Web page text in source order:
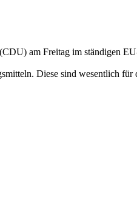
am Freitag im ständigen
Diese sind wesentlich